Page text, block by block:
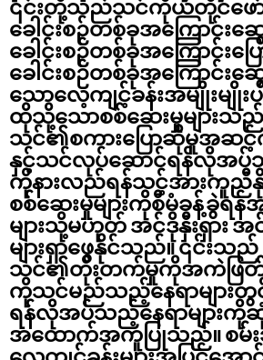
၎င်းတို့သည်သင်ကိုယ်တိုင်ဖော်ပ
ခေါင်းစဉ်တစ်ခုအကြောင်းဆွေ
ခေါင်းစဉ်တစ်ခုအကြောင်းပြ
ခေါင်းစဉ်တစ်ခုအကြောင်းဆွ
သောလေ့ကျင့်ခန်းအမျိုးမျိုး
ထိုသို့သောစစ်ဆေးမှုများသည်
သင်၏စကားပြောဆိုမှုအဆ
နှင့်သင်လုပ်ဆောင်ရန်လိုအပ်သ
ကိုနားလည်ရန်သင့်အားကူ
စစ်ဆေးမှုများကိုစီမံခန့်ခွဲရန်
များသို့မဟုတ် အင်ဒိုနှီးရှား အ
များရှာဖွေနိုင်သည်။ ၎င်းသည်
သင်၏တိုးတက်မှုကိုအကဲဖြတ်
ကိုသင်မည်သည့်နေရာများ
ရန်လိုအပ်သည့်နေရာများကိုဆုံ
အထောက်အကူပြုသည်။ စမ်းသ